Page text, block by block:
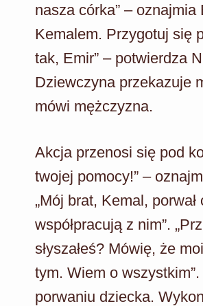
nasza córka” –
Kemalem. Przygotuj się
tak, Emir” – potwierdza
Dziewczyna przekazuje
mówi mężczyzna.
Akcja przenosi się pod
twojej pomocy!” –
„Mój brat, Kemal,
współpracują z nim”.
słyszałeś? Mówię, że
tym. Wiem o wszystkim”.
porwaniu dziecka.